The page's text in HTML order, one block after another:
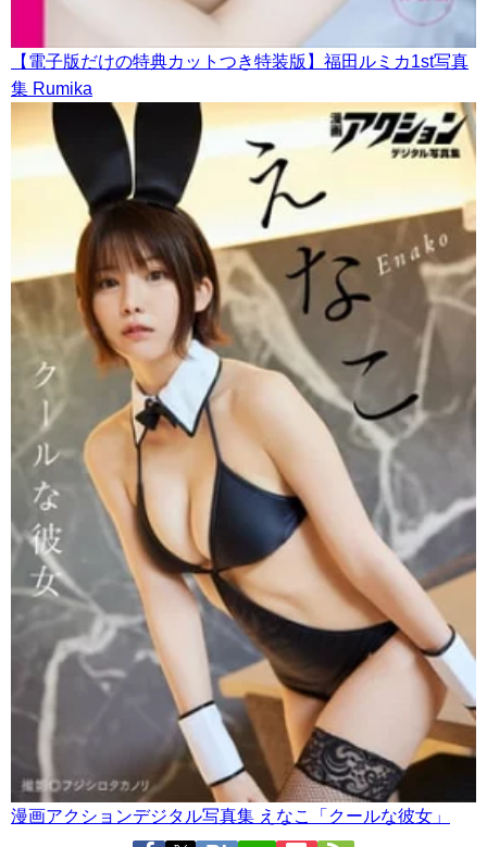
【電子版だけの特典カットつき特装版】福田ルミカ1st写真
集 Rumika
漫画アクションデジタル写真集 えなこ「クールな彼女」